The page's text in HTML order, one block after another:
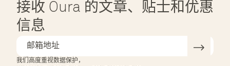
接收 Oura 的文章、贴士和优惠
信息
我们高度重视数据保护，